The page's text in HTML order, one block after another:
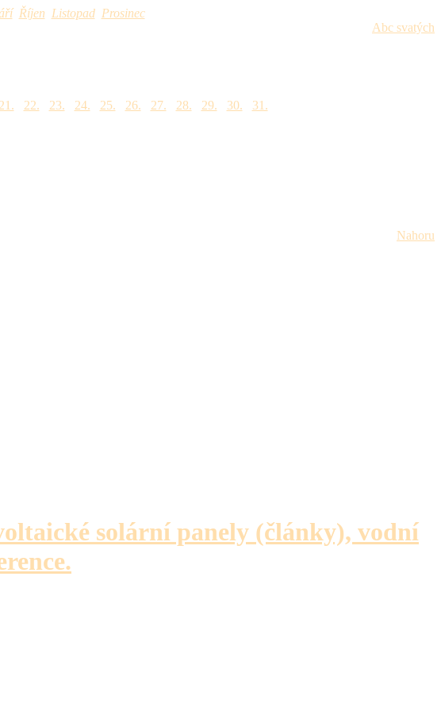
Říjen Listopad Prosinec
Abc svatých
21. 22. 23. 24. 25. 26. 27. 28. 29. 30. 31.
Nahoru
solární panely (články), vodní